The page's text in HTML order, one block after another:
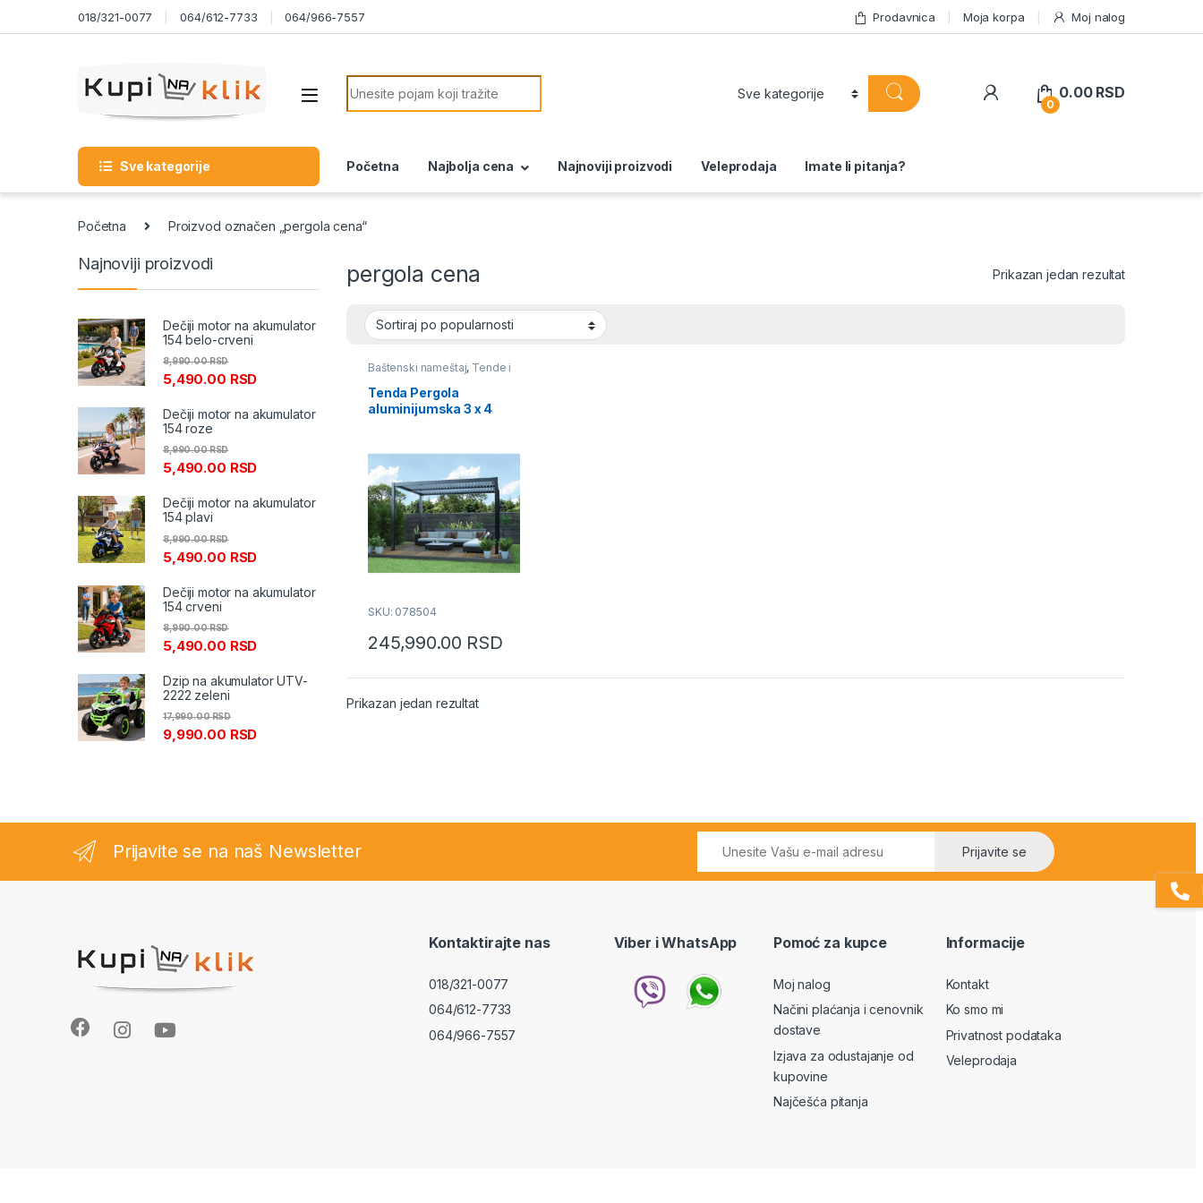
Skip to navigation018/321-0077 064/612-7733 064/966-7557 Prodavnica Moja korpa Moj nalog
Search for:
0
0.00 RSD
Sve kategorije Početna Najbolja cena Najnoviji proizvodi Veleprodaja Imate li pitanja?
Početna Proizvod označen „pergola cena“
pergola cena Prikazan jedan rezultat
Baštenski nameštaj, Tende i
Tenda Pergola
aluminijumska 3 x 4
SKU: 078504
245,990.00 RSD
Prikazan jedan rezultat
Najnoviji proizvodi
Dečiji motor na akumulator
154 belo-crveni
5,490.00 RSD
8,990.00RSD
Dečiji motor na akumulator
154 roze
5,490.00 RSD
8,990.00RSD
Dečiji motor na akumulator
154 plavi
5,490.00 RSD
8,990.00RSD
Dečiji motor na akumulator
154 crveni
5,490.00 RSD
8,990.00RSD
Dzip na akumulator UTV-
2222 zeleni
9,990.00 RSD
17,990.00RSD
Prijavite se na naš Newsletter Prijavite se
Kontaktirajte nas
018/321-0077
064/612-7733
064/966-7557
Viber i WhatsApp Pomoć za kupce
Moj nalog
Načini plaćanja i cenovnik
dostave
Izjava za odustajanje od
kupovine
Najčešća pitanja
Informacije
Kontakt
Ko smo mi
Privatnost podataka
Veleprodaja